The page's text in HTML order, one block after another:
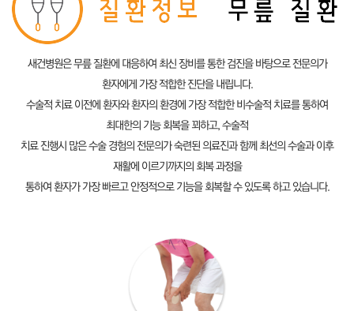
새건병원은 무릎 질환에 대응하여 최신 장비를 통한 검진을 바탕으로 전문의가
환자에게 가장 적합한 진단을 내립니다.
수술적 치료 이전에 환자와 환자의 환경에 가장 적합한 비수술적 치료를 통하여
최대한의 기능 회복을 꾀하고, 수술적
치료 진행시 많은 수술 경험의 전문의가 숙련된 의료진과 함께 최선의 수술과 이후
재활에 이르기까지의 회복 과정을
통하여 환자가 가장 빠르고 안정적으로 기능을 회복할 수 있도록 하고 있습니다.